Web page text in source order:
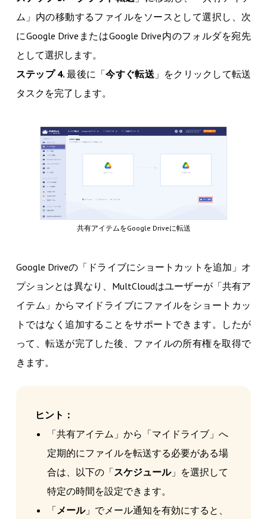
ム」内の移動するファイルをソースとして選択し、次
にGoogle DriveまたはGoogle Drive内のフォルダを宛先
として選択します。
ステップ 4.最後に「今すぐ転送 」をクリックして転送
タスクを完了します。
共有アイテムをGoogle Driveに転送
Google Driveの「ドライブにショートカットを追加」オ
プションとは異なり、MultCloudはユーザーが「共有ア
イテム」からマイドライブにファイルをショートカッ
トではなく追加することをサポートできます。したが
って、転送が完了した後、ファイルの所有権を取得で
きます。
ヒント：
「共有アイテム」から「マイドライブ」へ
定期的にファイルを転送する必要がある場
合は、以下の「スケジュール」を選択して
特定の時間を設定できます。
「 メール」でメール通知を有効にすると、